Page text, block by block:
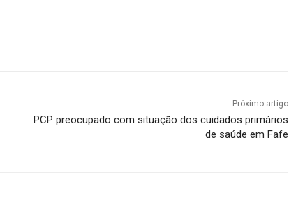
Próximo artigo
PCP preocupado com situação dos cuidados primários
de saúde em Fafe